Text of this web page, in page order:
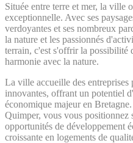
Située entre terre et mer, la ville
exceptionnelle. Avec ses
verdoyantes et ses nombreux
la nature et les passionnés
terrain, c'est s'offrir la possibilité
harmonie avec la nature.
La ville accueille des entreprises
innovantes, offrant un potentiel
économique majeur en
Quimper, vous vous positionnez
opportunités de développement
croissante en logements de